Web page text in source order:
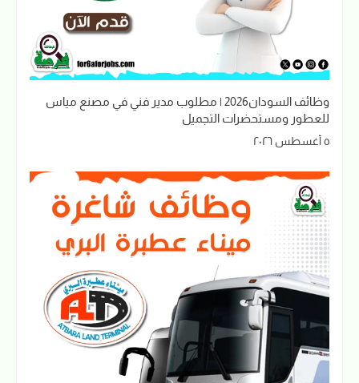
وظائف السودان2026 | مطلوب مدير فني في مصنع مياس
للعطور ومستحضرات التجميل
٥ أغسطس ٢٠٢٦